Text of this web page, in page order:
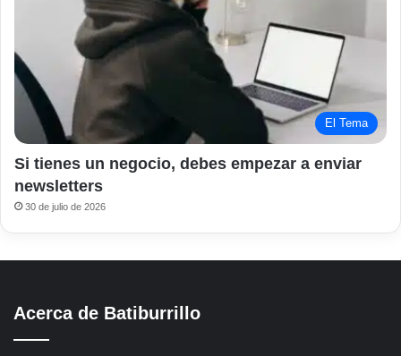
El Tema
Si tienes un negocio, debes empezar a enviar
newsletters
30 de julio de 2026
Acerca de Batiburrillo